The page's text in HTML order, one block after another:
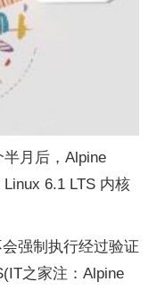
月后，Alpine
6.1 LTS 内核
强制执行经过验证
之家注：Alpine